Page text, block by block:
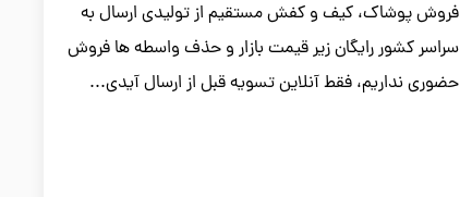
فروش پوشاک، کیف و کفش مستقیم از تولیدی ارسال به
سراسر کشور رایگان زیر قیمت بازار و حذف واسطه ها فروش
حضوری نداریم، فقط آنلاین تسویه قبل از ارسال آیدی...